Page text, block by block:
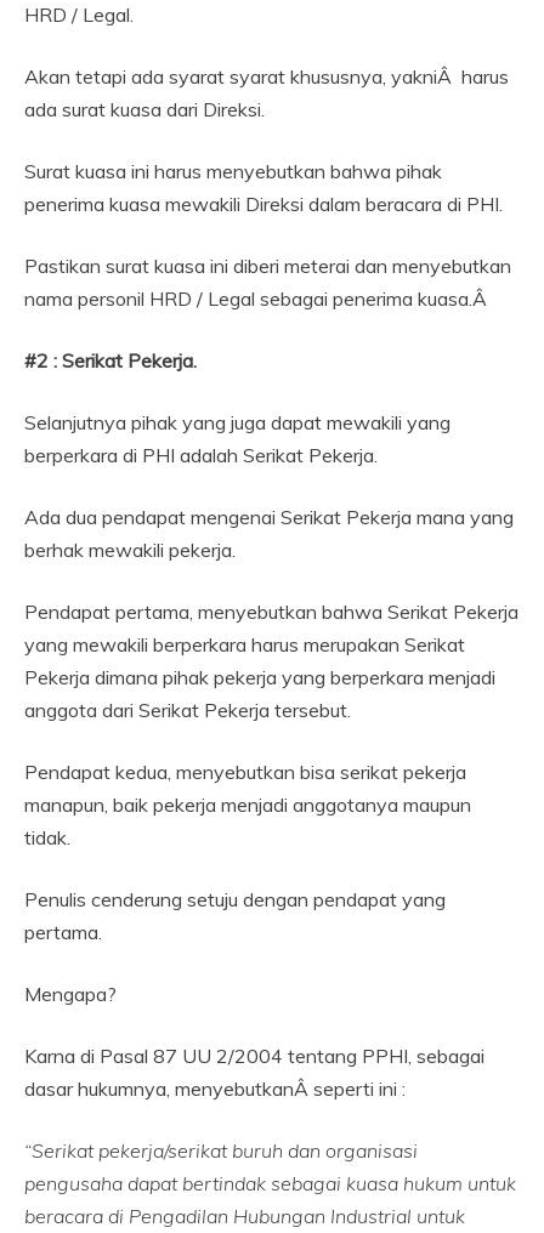
HRD / Legal.
Akan tetapi ada syarat syarat khususnya, yakniÂ harus
ada surat kuasa dari Direksi.
Surat kuasa ini harus menyebutkan bahwa pihak
penerima kuasa mewakili Direksi dalam beracara di PHI.
Pastikan surat kuasa ini diberi meterai dan menyebutkan
nama personil HRD / Legal sebagai penerima kuasa.Â
#2 : Serikat Pekerja.
Selanjutnya pihak yang juga dapat mewakili yang
berperkara di PHI adalah Serikat Pekerja.
Ada dua pendapat mengenai Serikat Pekerja mana yang
berhak mewakili pekerja.
Pendapat pertama, menyebutkan bahwa Serikat Pekerja
yang mewakili berperkara harus merupakan Serikat
Pekerja dimana pihak pekerja yang berperkara menjadi
anggota dari Serikat Pekerja tersebut.
Pendapat kedua, menyebutkan bisa serikat pekerja
manapun, baik pekerja menjadi anggotanya maupun
tidak.
Penulis cenderung setuju dengan pendapat yang
pertama.
Mengapa?
Karna di Pasal 87 UU 2/2004 tentang PPHI, sebagai
dasar hukumnya, menyebutkanÂ seperti ini :
“Serikat pekerja/serikat buruh dan organisasi
pengusaha dapat bertindak sebagai kuasa hukum untuk
beracara di Pengadilan Hubungan Industrial untuk